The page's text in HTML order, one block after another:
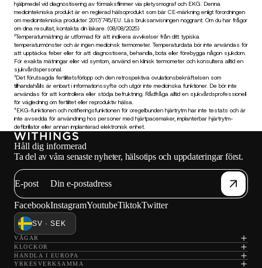
hjälpmedel vid diagnostisering av förmaksflimmer via pletysmograf och EKG. Denna
medicintekniska produkt är en reglerad hälsoprodukt som bär CE-märkning enligt förordningen
om medicintekniska produkter 2017/745/EU. Läs bruksanvisningen noggrant. Om du har frågor
om dina resultat, kontakta din läkare. (08/08/2025)
²Temperaturmätning är utformad för att indikera avvikelser från ditt typiska
temperaturmönster och är ingen medicinsk termometer. Temperaturdata bör inte användas för
att upptäcka feber eller för att diagnostisera, behandla, bota eller förebygga någon sjukdom.
För exakta mätningar eller vid symtom, använd en klinisk termometer och konsultera alltid en
sjukvårdspersonal.
³Det förutsagda fertilitetsförlopp och den retrospektiva ovulationsbekräftelsen som
tillhandahålls är enbart i informationssyfte och utgör inte medicinska funktioner. De bör inte
användas för att kontrollera eller stödja befruktning. Rådfråga alltid en sjukvårdsprofessionell
för vägledning om fertilitet eller reproduktiv hälsa.
⁴EKG-funktionen och notifieringsfunktionen för oregelbunden hjärtrytm har inte testats och är
inte avsedda för användning hos personer med hjärtpacemaker, implanterbar hjärtrytm-
defibrillator eller annan implanterad elektronisk enhet.
Håll dig informerad
Ta del av våra senaste nyheter, hälsotips och uppdateringar först.
E-post
FacebookInstagramYoutubeTiktokTwitter
SV · SEK
VÅGAR
KLOCKOR
HANDLA I EUROPA
YRKESVERKSAMMA